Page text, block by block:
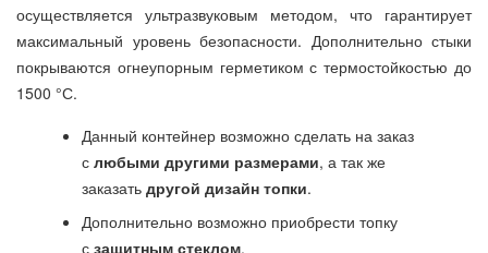
осуществляется ультразвуковым методом, что гарантирует
максимальный уровень безопасности. Дополнительно стыки
покрываются огнеупорным герметиком с термостойкостью до
1500 °С.
Данный контейнер возможно сделать на заказ
с любыми другими размерами, а так же
заказать другой дизайн топки.
Дополнительно возможно приобрести топку
с защитным стеклом.